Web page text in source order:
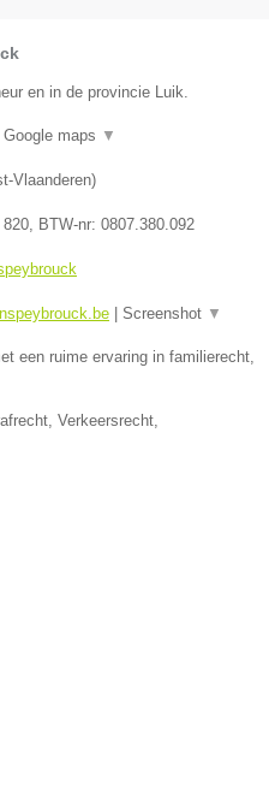
en in de provincie Luik.
Google maps ▼
Vlaanderen)
820, BTW-nr: 0807.380.092
Screenshot ▼
een ruime ervaring in familierecht,
Verkeersrecht,